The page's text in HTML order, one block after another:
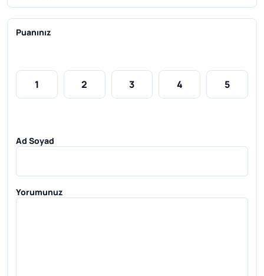
Puanınız
1 2 3 4 5
Ad Soyad
Yorumunuz